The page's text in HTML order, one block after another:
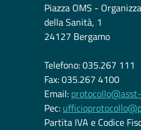
Piazza OMS -
della Sanità, 1
24127 Bergamo
Telefono: 035.267 111
Fax: 035.267 4100
Email:
Pec:
Partita IVA e Codice